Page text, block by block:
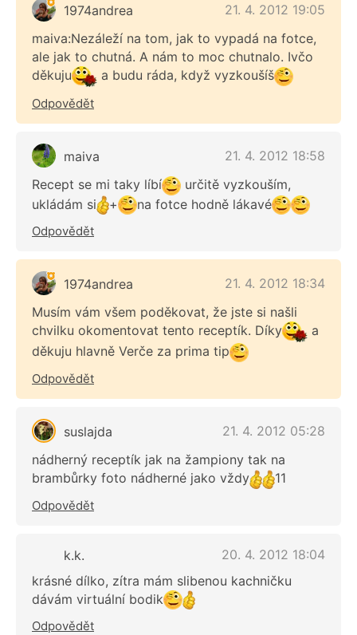
1974andrea
21. 4. 2012 19:05
maiva:Nezáleží na tom, jak to vypadá na fotce,
ale jak to chutná. A nám to moc chutnalo. Ivčo
děkuju
a budu ráda, když vyzkoušíš
Odpovědět
maiva
21. 4. 2012 18:58
Recept se mi taky líbí
určitě vyzkouším,
ukládám si
+ na fotce hodně lákavé
Odpovědět
1974andrea
21. 4. 2012 18:34
Musím vám všem poděkovat, že jste si našli
chvilku okomentovat tento receptík. Díky
a
děkuju hlavně Verče za prima tip
Odpovědět
suslajda
21. 4. 2012 05:28
nádherný receptík jak na žampiony tak na
brambůrky foto nádherné jako vždy
11
Odpovědět
k.k.
20. 4. 2012 18:04
krásné dílko, zítra mám slibenou kachničku
dávám virtuální bodik
Odpovědět